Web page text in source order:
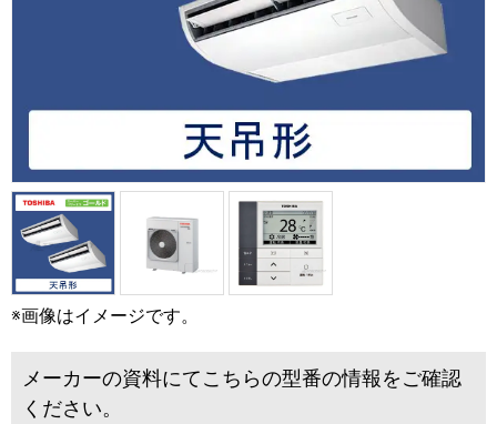
※画像はイメージです。
メーカーの資料にてこちらの型番の情報をご確認
ください。